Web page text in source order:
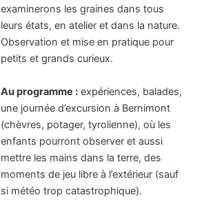
examinerons les graines dans tous
leurs états, en atelier et dans la nature.
Observation et mise en pratique pour
petits et grands curieux.
Au programme : expériences, balades,
une journée d’excursion à Bernimont
(chèvres, potager, tyrolienne), où les
enfants pourront observer et aussi
mettre les mains dans la terre, des
moments de jeu libre à l’extérieur (sauf
si météo trop catastrophique).